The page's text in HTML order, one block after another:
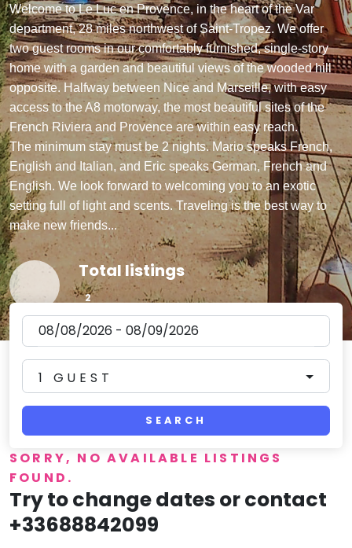
Welcome to Le Luc en Provence, in the heart of the Var
department, 28 miles northwest of Saint-Tropez. We offer
two guest rooms in our comfortably furnished, single-story
home with a garden and beautiful views of the wooded hill
opposite. Halfway between Nice and Marseille, with easy
access to the A8 motorway, the most beautiful sites of the
French Riviera and Provence are within easy reach.
The minimum stay must be 2 nights. Mario speaks French,
English and Italian, and Eric speaks German, French and
English. We look forward to welcoming you to an exotic
setting full of light and scents. Traveling is the best way to
make new friends...
Total listings
2
⭐
Reviews
🗓
Today available
0
1 GUEST
SEARCH
SORRY, NO AVAILABLE LISTINGS
FOUND.
Try to change dates or contact
+33688842099